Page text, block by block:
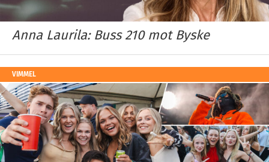
Anna Laurila: Buss 210 mot Byske
VIMMEL